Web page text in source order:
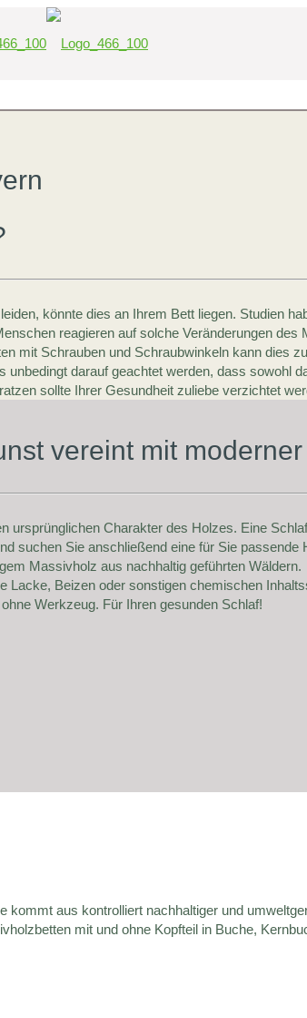
könnte dies an Ihrem Bett liegen. Studien
reagieren auf solche Veränderungen des
mit Schrauben und Schraubwinkeln kann dies
unbedingt darauf geachtet werden, dass sowohl
sollte Ihrer Gesundheit zuliebe verzichtet
vereint mit
ursprünglichen Charakter des Holzes. Eine
suchen Sie anschließend eine für Sie
Massivholz aus nachhaltig geführten
Lacke, Beizen oder sonstigen chemischen
Werkzeug. Für Ihren gesunden Schlaf!
kommt aus kontrolliert nachhaltiger und
mit und ohne Kopfteil in Buche,